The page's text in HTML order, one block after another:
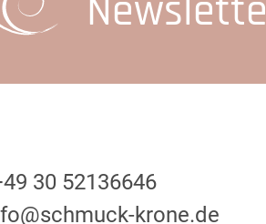
30 52136646
krone.de